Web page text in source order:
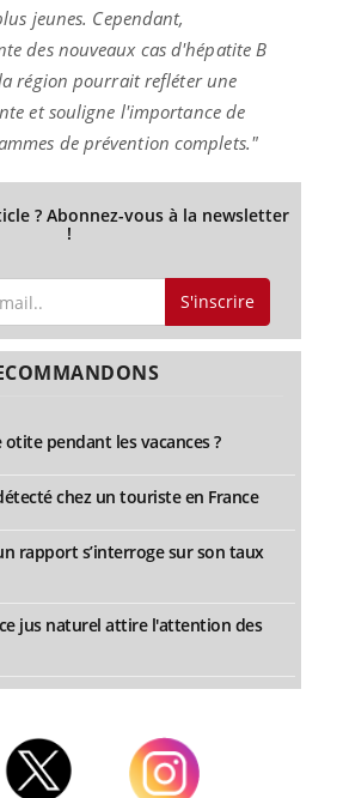
jeunes. Cependant,
des nouveaux cas d'hépatite B
région pourrait refléter une
et souligne l'importance de
de prévention complets."
? Abonnez-vous à la newsletter
!
S'inscrire
pendant les vacances ?
chez un touriste en France
rapport s’interroge sur son taux
jus naturel attire l'attention des